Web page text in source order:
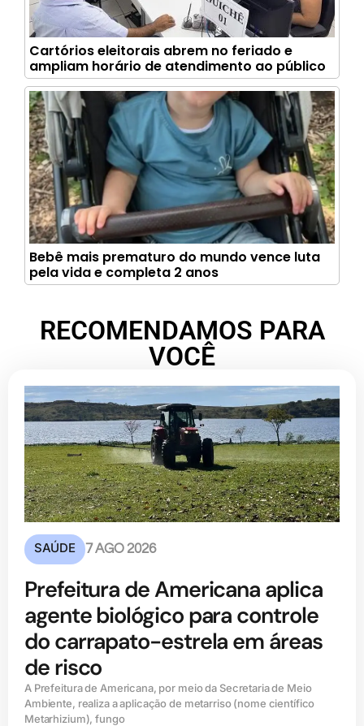
Cartórios eleitorais abrem no feriado e
ampliam horário de atendimento ao público
Bebê mais prematuro do mundo vence luta
pela vida e completa 2 anos
RECOMENDAMOS PARA
VOCÊ
SAÚDE 7 AGO 2026
Prefeitura de Americana aplica
agente biológico para controle
do carrapato-estrela em áreas
de risco
A Prefeitura de Americana, por meio da Secretaria de Meio
Ambiente, realiza a aplicação de metarriso (nome científico
Metarhizium), fungo